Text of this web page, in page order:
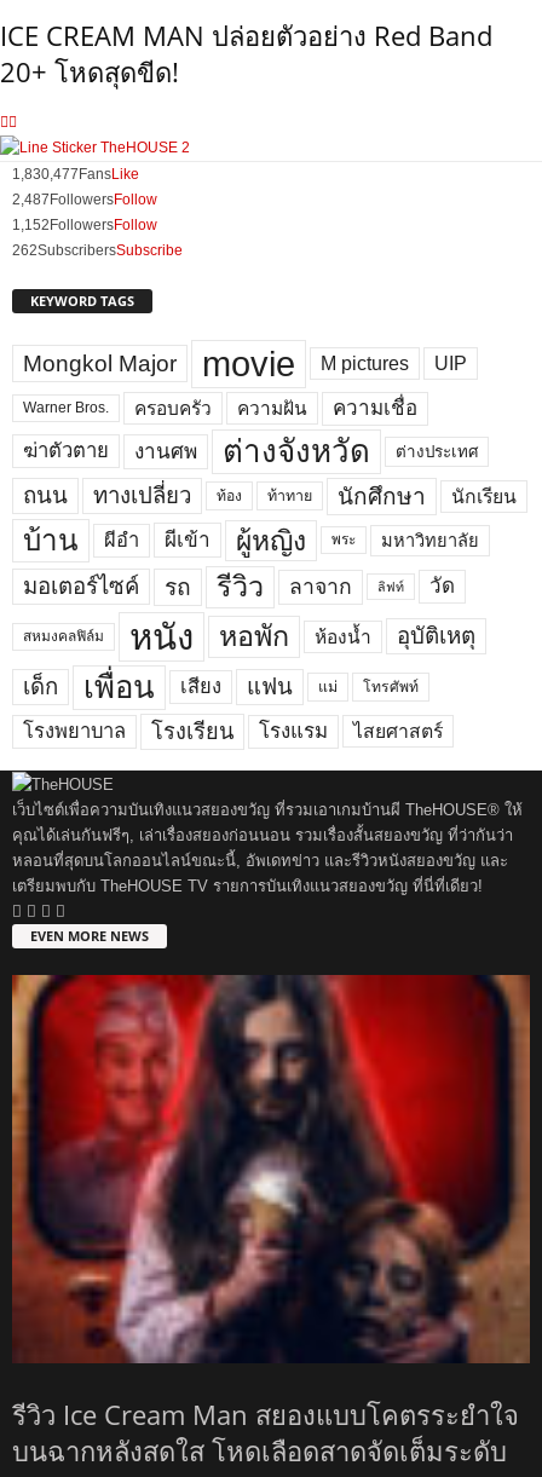
ICE CREAM MAN ปล่อยตัวอย่าง Red Band
20+ โหดสุดขีด!
1,830,477 FansLike
2,487 FollowersFollow
1,152 FollowersFollow
262SubscribersSubscribe
KEYWORD TAGS
Mongkol Major movie M pictures UIP
Warner Bros. ครอบครัว ความฝัน
ความเชื่อ
ฆ่าตัวตาย
งานศพ ต่างจังหวัด ต่างประเทศ
ถนน ทางเปลี่ยว ท้อง ท้าทาย นักศึกษา นักเรียน
บ้าน ผีอำ ผีเข้า ผู้หญิง พระ มหาวิทยาลัย
มอเตอร์ไซค์ รถ รีวิว ลาจาก ลิฟท์ วัด
สหมงคลฟิล์ม หนัง หอพัก ห้องน้ำ
อุบัติเหตุ
เด็ก
เพื่อน เสียง แฟน แม่ โทรศัพท์
โรงพยาบาล โรงเรียน โรงแรม ไสยศาสตร์
เว็บไซต์เพื่อความบันเทิงแนวสยองขวัญ ที่รวมเอาเกมบ้านผี TheHOUSE® ให้
คุณได้เล่นกันฟรีๆ, เล่าเรื่องสยองก่อนนอน รวมเรื่องสั้นสยองขวัญ ที่ว่ากันว่า
หลอนที่สุดบนโลกออนไลน์ขณะนี้, อัพเดทข่าว และรีวิวหนังสยองขวัญ และ
เตรียมพบกับ TheHOUSE TV รายการบันเทิงแนวสยองขวัญ ที่นี่ที่เดียว!
EVEN MORE NEWS
รีวิว Ice Cream Man สยองแบบโคตรระยำใจ
บนฉากหลังสดใส โหดเลือดสาดจัดเต็มระดับ